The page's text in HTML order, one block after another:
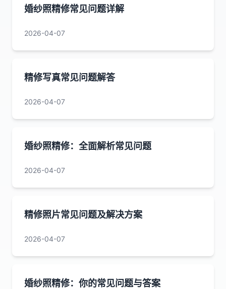
婚纱照精修常见问题详解
2026-04-07
精修写真常见问题解答
2026-04-07
婚纱照精修：全面解析常见问题
2026-04-07
精修照片常见问题及解决方案
2026-04-07
婚纱照精修：你的常见问题与答案